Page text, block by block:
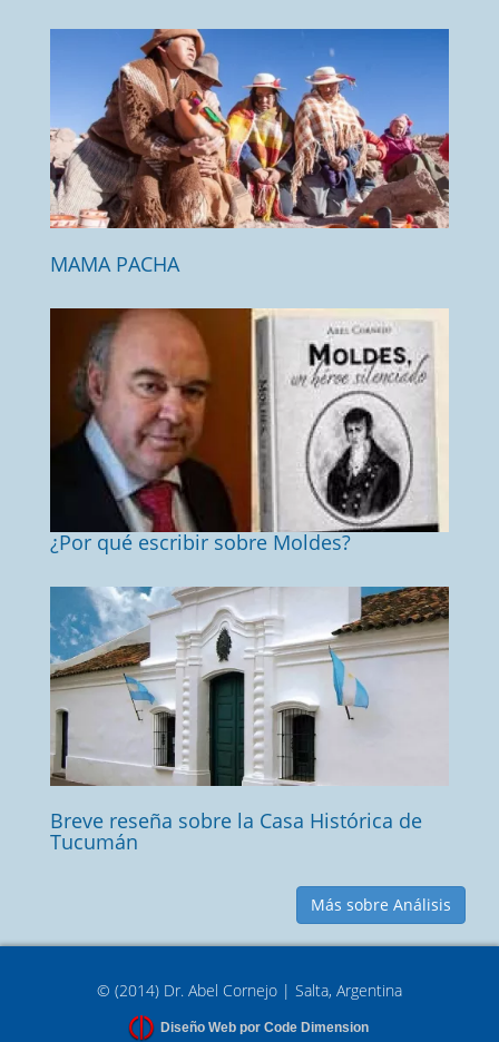
MAMA PACHA
¿Por qué escribir sobre Moldes?
Breve reseña sobre la Casa Histórica de
Tucumán
Más sobre Análisis
© (2014) Dr. Abel Cornejo | Salta, Argentina
Diseño Web por Code Dimension